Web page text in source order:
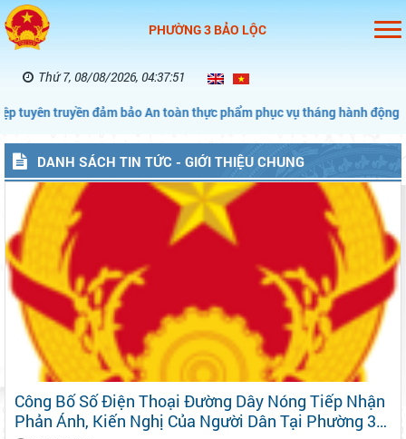
PHƯỜNG 3 BẢO LỘC
Thứ 7, 08/08/2026, 04:37:53
bảo An toàn thực phẩm phục vụ tháng hành động vì An toàn thực
DANH SÁCH TIN TỨC - GIỚI THIỆU CHUNG
Công Bố Số Điện Thoại Đường Dây Nóng Tiếp Nhận
Phản Ánh, Kiến Nghị Của Người Dân Tại Phường 3